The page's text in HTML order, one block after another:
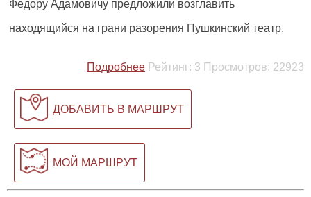
Федору Адамовичу предложили возглавить
находящийся на грани разорения Пушкинский театр.
Подробнее Рейтинг: 3 Просмотров: 22923
ДОБАВИТЬ В МАРШРУТ
МОЙ МАРШРУТ